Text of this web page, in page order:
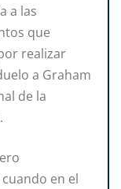
a las
que
realizar
a Graham
de la
en el